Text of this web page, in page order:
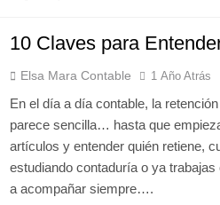
10 Claves para
Elsa Mara Contable 1 Año Atrás
En el día a día contable, la
parece sencilla… hasta que
artículos y entender quién retiene,
estudiando contaduría o ya
a acompañar siempre….